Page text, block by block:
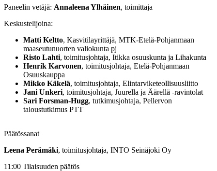
Paneelin vetäjä: Annaleena Ylhäinen, toimittaja
Keskustelijoina:
Matti Keltto, Kasvitilayrittäjä, MTK-Etelä-Pohjanmaan
maaseutunuorten valiokunta pj
Risto Lahti, toimitusjohtaja, Itikka osuuskunta ja Lihakunta
Henrik Karvonen, toimitusjohtaja, Etelä-Pohjanmaan
Osuuskauppa
Mikko Käkelä, toimitusjohtaja, Elintarviketeollisuusliitto
Jani Unkeri, toimitusjohtaja, Juurella ja Äärellä -ravintolat
Sari Forsman-Hugg, tutkimusjohtaja, Pellervon
taloustutkimus PTT
Päätössanat
Leena Perämäki, toimitusjohtaja, INTO Seinäjoki Oy
11:00 Tilaisuuden päätös